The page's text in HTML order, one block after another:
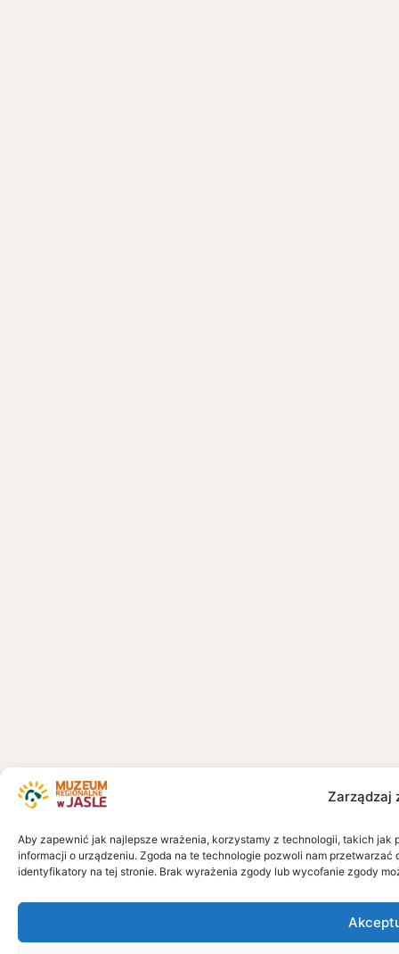
Zarządzaj
Aby zapewnić jak najlepsze wrażenia, korzystamy z technologii, takich
informacji o urządzeniu. Zgoda na te technologie pozwoli nam
identyfikatory na tej stronie. Brak wyrażenia zgody lub wycofanie zgody